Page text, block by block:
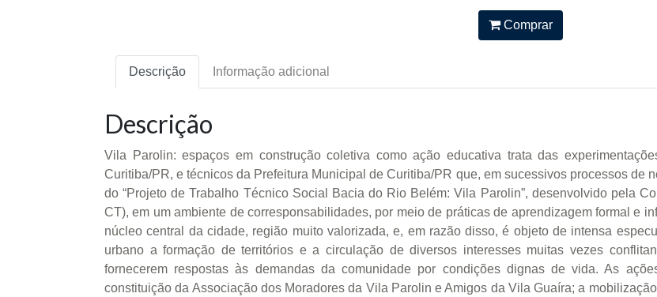
Comprar
Descrição Informação adicional
Descrição
Vila Parolin: espaços em construção coletiva como ação educativa trata das
Curitiba/PR, e técnicos da Prefeitura Municipal de Curitiba/PR que, em sucessivos processos de
do “Projeto de Trabalho Técnico Social Bacia do Rio Belém: Vila Parolin”, desenvolvido pela
CT), em um ambiente de corresponsabilidades, por meio de práticas de aprendizagem formal e
núcleo central da cidade, região muito valorizada, e, em razão disso, é objeto de intensa
urbano a formação de territórios e a circulação de diversos interesses muitas vezes
fornecerem respostas às demandas da comunidade por condições dignas de vida. As
constituição da Associação dos Moradores da Vila Parolin e Amigos da Vila Guaíra; a